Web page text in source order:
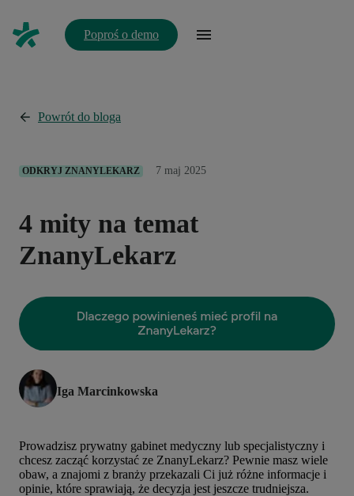
Poproś o demo
Powrót do bloga
ODKRYJ ZNANYLEKARZ 7 maj 2025
4 mity na temat
ZnanyLekarz
Iga Marcinkowska
Prowadzisz prywatny gabinet medyczny lub specjalistyczny i
chcesz zacząć korzystać ze ZnanyLekarz? Pewnie masz wiele
obaw, a znajomi z branży przekazali Ci już różne informacje i
opinie, które sprawiają, że decyzja jest jeszcze trudniejsza.